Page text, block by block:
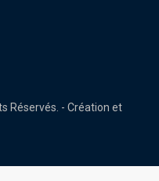
Réservés. - Création et